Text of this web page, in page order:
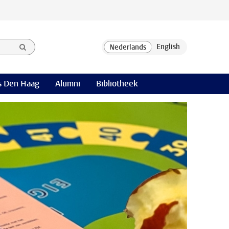
Den Haag Alumni Bibliotheek